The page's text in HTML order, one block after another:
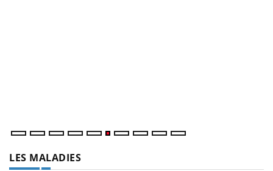
LES MALADIES